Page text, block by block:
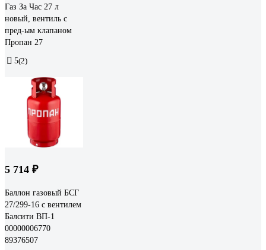
Газ За Час 27 л
новый, вентиль с
пред-ым клапаном
Пропан 27
5(2)
5 714 ₽
Баллон газовый БСГ
27/299-16 с вентилем
Балсити ВП-1
00000006770
89376507